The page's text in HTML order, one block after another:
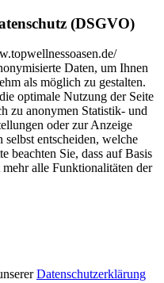
(DSGVO)
Daten, um Ihnen
als möglich zu gestalten.
optimale Nutzung der Seite
zu anonymen Statistik- und
oder zur Anzeige
entscheiden, welche
beachten Sie, dass auf Basis
alle Funktionalitäten der
Datenschutzerklärung